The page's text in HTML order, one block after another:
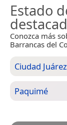
Estado
Conozca más
Barrancas del
Ciudad Juárez
Paquimé